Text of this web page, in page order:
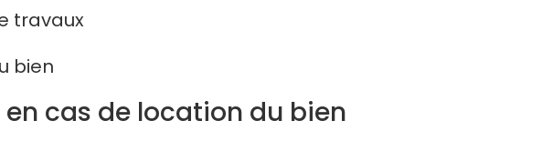
travaux
bien
cas de location du bien